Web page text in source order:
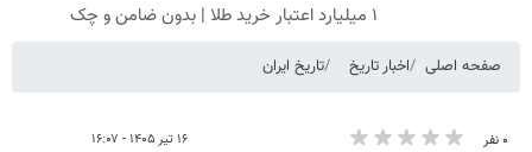
۱ میلیارد اعتبار خرید طلا | بدون ضامن و چک
صفحه اصلی اخبار تاریخ تاریخ ایران
۰ نفر ۱۶ تیر ۱۴۰۵ - ۱۶:۰۷